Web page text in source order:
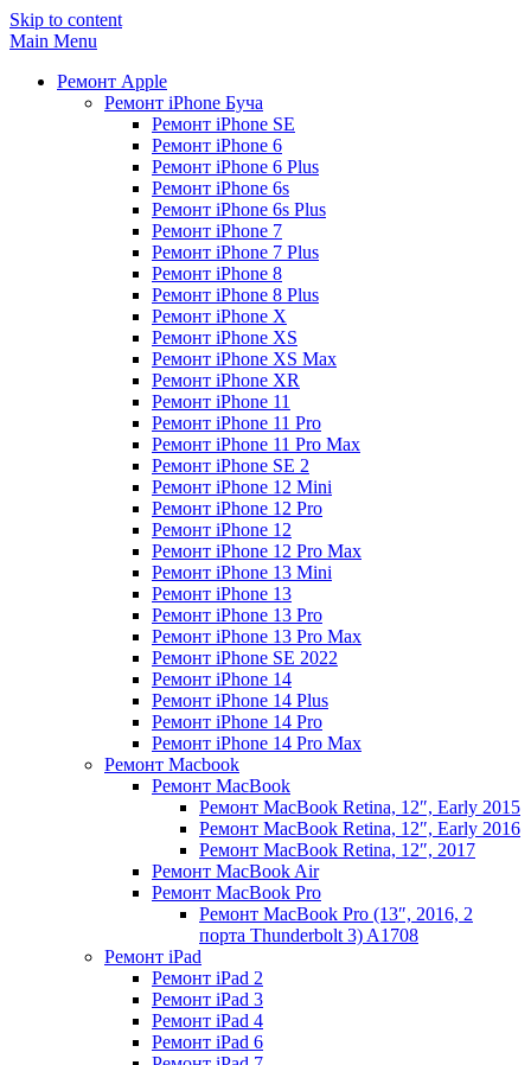
Skip to content
Main Menu
Ремонт Apple
Ремонт iPhone Буча
Ремонт iPhone SE
Ремонт iPhone 6
Ремонт iPhone 6 Plus
Ремонт iPhone 6s
Ремонт iPhone 6s Plus
Ремонт iPhone 7
Ремонт iPhone 7 Plus
Ремонт iPhone 8
Ремонт iPhone 8 Plus
Ремонт iPhone X
Ремонт iPhone XS
Ремонт iPhone XS Max
Ремонт iPhone XR
Ремонт iPhone 11
Ремонт iPhone 11 Pro
Ремонт iPhone 11 Pro Max
Ремонт iPhone SE 2
Ремонт iPhone 12 Mini
Ремонт iPhone 12 Pro
Ремонт iPhone 12
Ремонт iPhone 12 Pro Max
Ремонт iPhone 13 Mini
Ремонт iPhone 13
Ремонт iPhone 13 Pro
Ремонт iPhone 13 Pro Max
Ремонт iPhone SE 2022
Ремонт iPhone 14
Ремонт iPhone 14 Plus
Ремонт iPhone 14 Pro
Ремонт iPhone 14 Pro Max
Ремонт Macbook
Ремонт MacBook
Ремонт MacBook Retina, 12″, Early 2015
Ремонт MacBook Retina, 12″, Early 2016
Ремонт MacBook Retina, 12″, 2017
Ремонт MacBook Air
Ремонт MacBook Pro
Ремонт MacBook Pro (13″, 2016, 2
порта Thunderbolt 3) A1708
Ремонт iPad
Ремонт iPad 2
Ремонт iPad 3
Ремонт iPad 4
Ремонт iPad 6